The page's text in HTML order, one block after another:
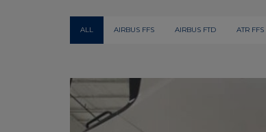
ALL AIRBUS FFS AIRBUS FTD ATR FFS